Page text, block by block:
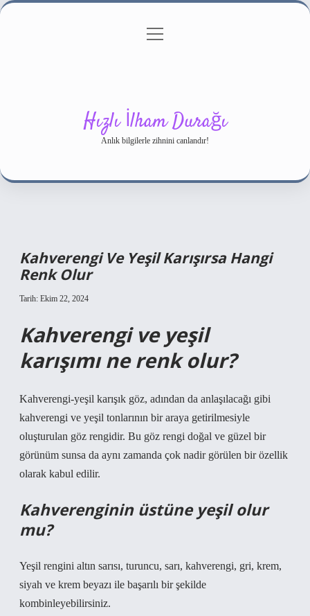
Gizlilik Politikası
menüyü
Hızlı İlham Durağı
Anlık bilgilerle zihnini canlandır!
Kahverengi Ve Yeşil Karışırsa Hangi
Renk Olur
Tarih: Ekim 22, 2024
Kahverengi ve yeşil
karışımı ne renk olur?
Kahverengi-yeşil karışık göz, adından da anlaşılacağı gibi
kahverengi ve yeşil tonlarının bir araya getirilmesiyle
oluşturulan göz rengidir. Bu göz rengi doğal ve güzel bir
görünüm sunsa da aynı zamanda çok nadir görülen bir özellik
olarak kabul edilir.
Kahverenginin üstüne yeşil olur
mu?
Yeşil rengini altın sarısı, turuncu, sarı, kahverengi, gri, krem,
siyah ve krem ​​beyazı ile başarılı bir şekilde
kombinleyebilirsiniz.